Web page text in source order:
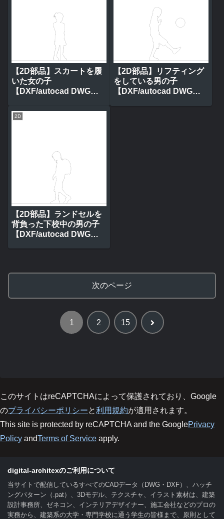
【2D部品】スカートを履
いた女の子
【DXF/autocad DWG】
【2D部品】リフティング
をしている男の子
【DXF/autocad DWG】
2D
【2D部品】ランドセルを
背負った下校中の男の子
【DXF/autocad DWG】
次のページ
1 2 15 次
このサイトはreCAPTCHAによって保護されており、Google
のプライバシーポリシーと利用規約が適用されます。
This site is protected by reCAPTCHA and the GooglePrivacy
Policy andTerms of Service apply.
digital-architexのご利用について
当サイトで配信しているすべてのCADデータ（DWG・DXF）、ハッチ
ングパターン（.pat）、3Dモデル、テクスチャ、イラスト素材は、建築
設計事務所、ゼネコン、インテリアデザイナー、施工会社などのプロの
実務から、建築系の大学・専門学校に通う学生の皆様まで、原則として